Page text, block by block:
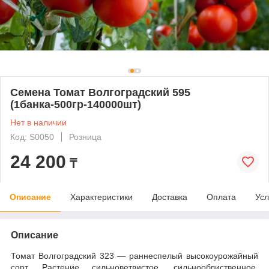
Семена Томат Волгоградский 595
(1банка-500гр-140000шт)
Нет в наличии
Код: S0050
Розница
24 200 ₸
Описание Характеристики Доставка Оплата
Описание
Томат Волгоградский 323 — раннеспелый высокоурожайный
сорт. Растение сильноветвистое, сильнооблиственное,